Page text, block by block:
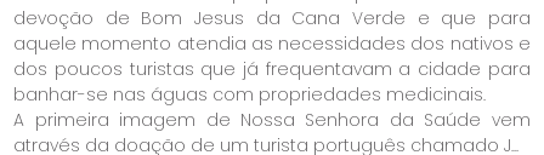
devoção de Bom Jesus da Cana Verde e que para
aquele momento atendia as necessidades dos nativos e
dos poucos turistas que já frequentavam a cidade para
banhar-se nas águas com propriedades medicinais.
A primeira imagem de Nossa Senhora da Saúde vem
através da doação de um turista português chamado J...